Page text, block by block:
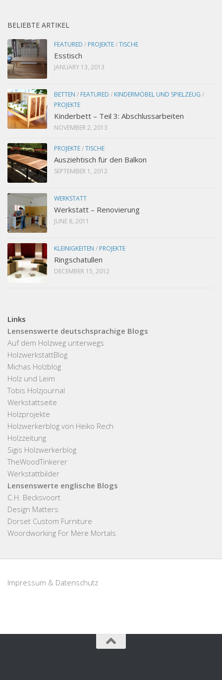
BELIEBTE ARTIKEL
FEATURED / PROJEKTE/TISCHE
Esstisch
JANUARY 13, 2013
BETTEN / FEATURED / KINDERMÖBEL UND SPIELZEUG /
PROJEKTE
Kinderbett – Teil 3: Abschlussarbeiten
NOVEMBER 2, 2013
PROJEKTE/TISCHE
Ausziehtisch für den Balkon
SEPTEMBER 1, 2012
WERKSTATT
Werkstatt – Renovierung
JUNE 8, 2011
KLEINIGKEITEN / PROJEKTE
Ringschatullen
DECEMBER 15, 2012
Links
Lensenswerte deutschsprachige Blogs
Auf dem Holzweg unterwegs
HolzwerkstattBlog
Michas Holzblog
Holz und Leim
Tobis Holzjournal
Werkstattseite
Holzprojekte
Holzwerkerblog von Heiko Rech
Holzzeitung
Sigis Holzwerkerblog
TheWoodTinkerer
Werkstattbilder
Lensenswerte englische Blogs
C.H. Becksvoort
Design Matters
Dorset Custom Furniture
Woordworking For Mere Mortals
Impressum & Datenschutz